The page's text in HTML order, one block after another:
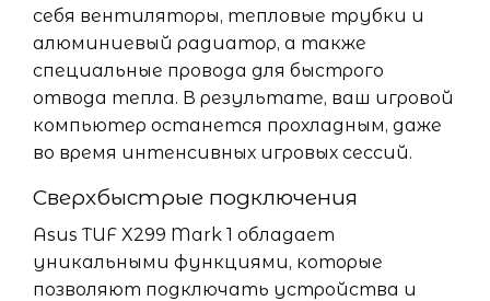
себя вентиляторы, тепловые трубки и
алюминиевый радиатор, а также
специальные провода для быстрого
отвода тепла. В результате, ваш игровой
компьютер останется прохладным, даже
во время интенсивных игровых сессий.
Сверхбыстрые подключения
Asus TUF X299 Mark 1 обладает
уникальными функциями, которые
позволяют подключать устройства и